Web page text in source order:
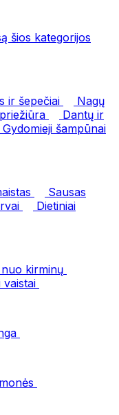
šios kategorijos
ir šepečiai
Nagų
Dantų ir
Gydomieji šampūnai
Sausas
Dietiniai
kirminų
vaistai